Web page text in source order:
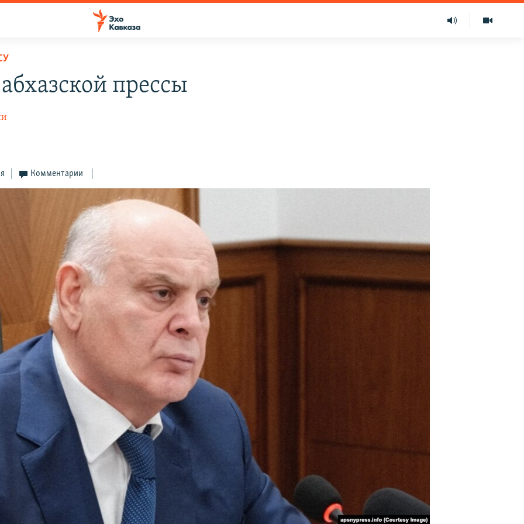
прессы
Комментарии